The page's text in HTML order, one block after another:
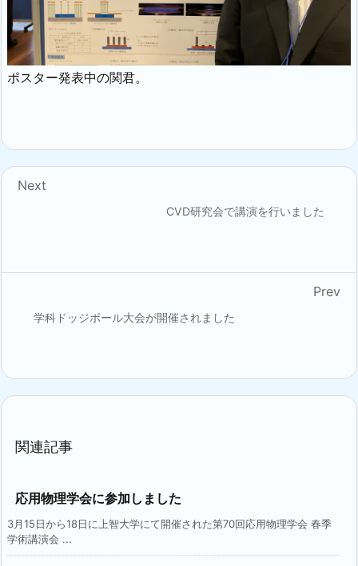
ポスター発表中の関君。
CVD研究会で講演を行いました
Next
学科ドッジボール大会が開催されました
Prev
関連記事
応用物理学会に参加しました
3月15日から18日に上智大学にて開催された第70回応用物理学会 春季
学術講演会 ...